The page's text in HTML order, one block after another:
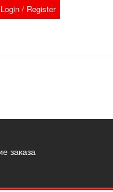
Login / Register
заказа